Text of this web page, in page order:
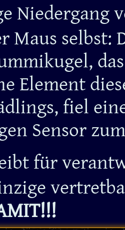
Niedergang
Maus selbst:
Element
fiel
Sensor
für